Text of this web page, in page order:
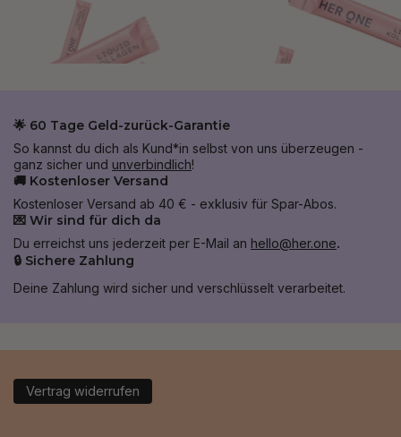
🌟 60 Tage Geld-zurück-Garantie
So kannst du dich als Kund*in selbst von uns überzeugen -
ganz sicher und unverbindlich!
🚚 Kostenloser Versand
Kostenloser Versand ab 40 € - exklusiv für Spar-Abos.
💌 Wir sind für dich da
Du erreichst uns jederzeit per E-Mail an hello@her.one.
🔒 Sichere Zahlung
Deine Zahlung wird sicher und verschlüsselt verarbeitet.
Vertrag widerrufen